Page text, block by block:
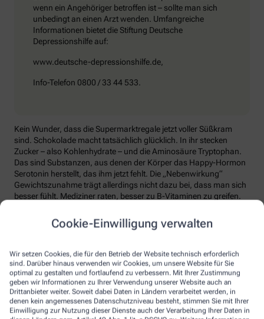
Cookie-Einwilligung verwalten
Wir setzen Cookies, die für den Betrieb der Website technisch erforderlich
sind. Darüber hinaus verwenden wir Cookies, um unsere Website für Sie
optimal zu gestalten und fortlaufend zu verbessern. Mit Ihrer Zustimmung
geben wir Informationen zu Ihrer Verwendung unserer Website auch an
Drittanbieter weiter. Soweit dabei Daten in Ländern verarbeitet werden, in
denen kein angemessenes Datenschutzniveau besteht, stimmen Sie mit Ihrer
Einwilligung zur Nutzung dieser Dienste auch der Verarbeitung Ihrer Daten in
wenn ein Angehöriger betroffen ist – sollte man sich
unbedingt an einen Arzt wenden. Umfangreiche
Informationen bietet die Stiftung Deutsche
Depressionshilfe auf:
www.deutsche-depressionshilfe.de,
Info-Telefon 0800 / 33 44 533.
Kein Wunder, dass die Supermarktregale jetzt voller Süßkram
sind. Schokolade macht tatsächlich glücklich. In ihr stecken
Zucker – also Kohlenhydrate – und die Aminosäure Tryptophan.
Das sind Substanzen, aus denen der Körper das Happy-Hormon
Serotonin herstellt, das ihm jetzt fehlt. Die „Nebenwirkung“
Gewichtszunahme trägt allerdings nicht dazu bei, dass man sich
besser fühlt. Mediziner raten, besser zu B-Vitaminen zu greifen.
Energiestoffwechsel und unterstützen die Stressverarbeitung.
zurückzuziehen. Im Gegenteil: Aktiv zu bleiben, mit Familie und
Freunden etwas zu unternehmen, viel frische Luft zu tanken und
sich zum Beispiel mit seinem Hobby intensiv zu beschäftigen, hebt
die Laune. Dabei hilft, sich jeden Sonntag zu notieren, was man in
der kommenden Woche Schönes machen will.
Sommer-Feeling lässt sich auch zurückholen: mit anderen in